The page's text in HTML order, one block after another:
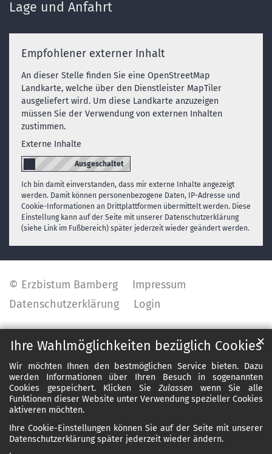
Ihre Wahlmöglichkeiten bezüglich Cookies
Wir möchten Ihnen den bestmöglichen Service bieten. Dazu
werden Informationen über Ihren Besuch in sogenannten
Cookies gespeichert. Klicken SieZulassen wenn Sie alle
Funktionen dieser Website unter Verwendung spezieller Cookies
aktiveren möchten.
Ihre Cookie-Einstellungen können Sie auf der Seite mit unserer
Datenschutzerklärung später jederzeit wieder ändern.
✕
Lage und Anfahrt
Empfohlener externer Inhalt
An dieser Stelle finden Sie eine OpenStreetMap
Landkarte, welche über den Dienstleister MapTiler
ausgeliefert wird. Um diese Landkarte anzuzeigen
müssen Sie der Verwendung von externen Inhalten
zustimmen.
Externe Inhalte
Ich bin damit einverstanden, dass mir externe Inhalte angezeigt
werden. Damit können personenbezogene Daten, IP-Adresse und
Cookie-Informationen an Drittplattformen übermittelt werden. Diese
Einstellung kann auf der Seite mit unserer Datenschutzerklärung
(siehe Link im Fußbereich) später jederzeit wieder geändert werden.
© Erzbistum Bamberg
Impressum
Datenschutzerklärung
Login